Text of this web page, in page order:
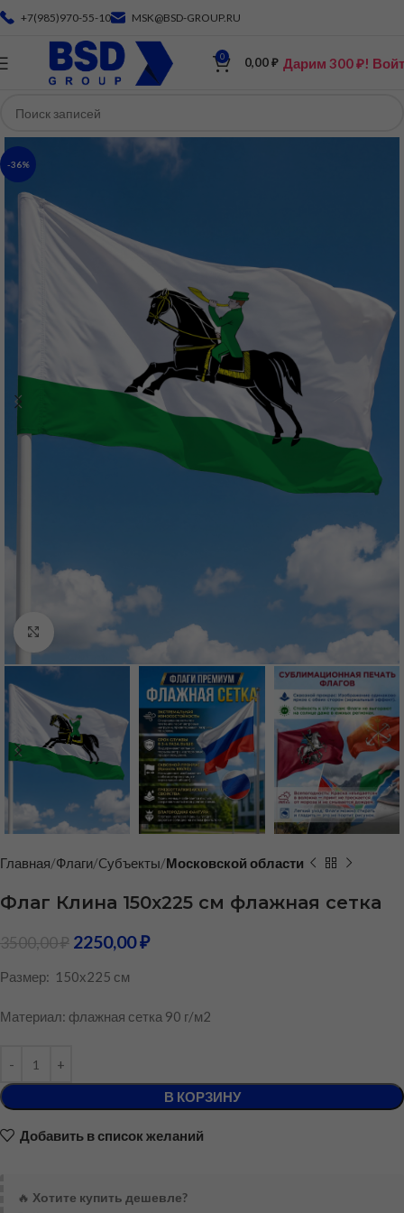
+7(985)970-55-10 MSK@BSD-GROUP.RU
0 0,00₽ Дарим 300 ₽!
-36%
Нажмите, чтобы увеличить
Главная Флаги Cубъекты Московской области
Флаг Клина 150х225 см флажная сетка
3500,00₽ 2250,00₽
Размер: 150х225 см
Материал: флажная сетка 90 г/м2
В КОРЗИНУ
Добавить в список желаний
🔥 Хотите купить дешевле?